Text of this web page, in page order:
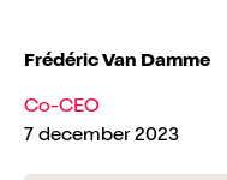
Frédéric Van Damme
Co-CEO
7 december 2023